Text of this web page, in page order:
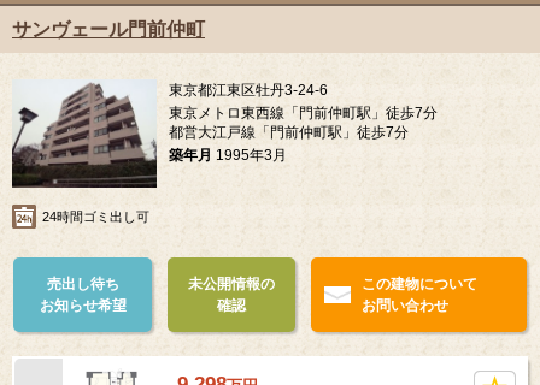
サンヴェール門前仲町
東京都江東区牡丹3-24-6
東京メトロ東西線「門前仲町駅」徒歩7分
都営大江戸線「門前仲町駅」徒歩7分
築年月 1995年3月
24時間ゴミ出し可
売出し待ち
お知らせ希望
未公開情報の
確認
この建物について
お問い合わせ